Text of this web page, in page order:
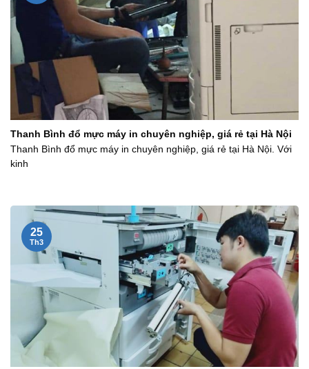
Thanh Bình đổ mực máy in chuyên nghiệp, giá rẻ tại Hà Nội
Thanh Bình đổ mực máy in chuyên nghiệp, giá rẻ tại Hà Nội. Với
kinh
25
Th3